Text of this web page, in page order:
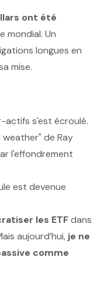
ont été
mondial. Un
longues en
mise.
actifs s'est écroulé.
de Ray
l'effondrement
est devenue
les ETFdans
aujourd’hui, je ne
comme